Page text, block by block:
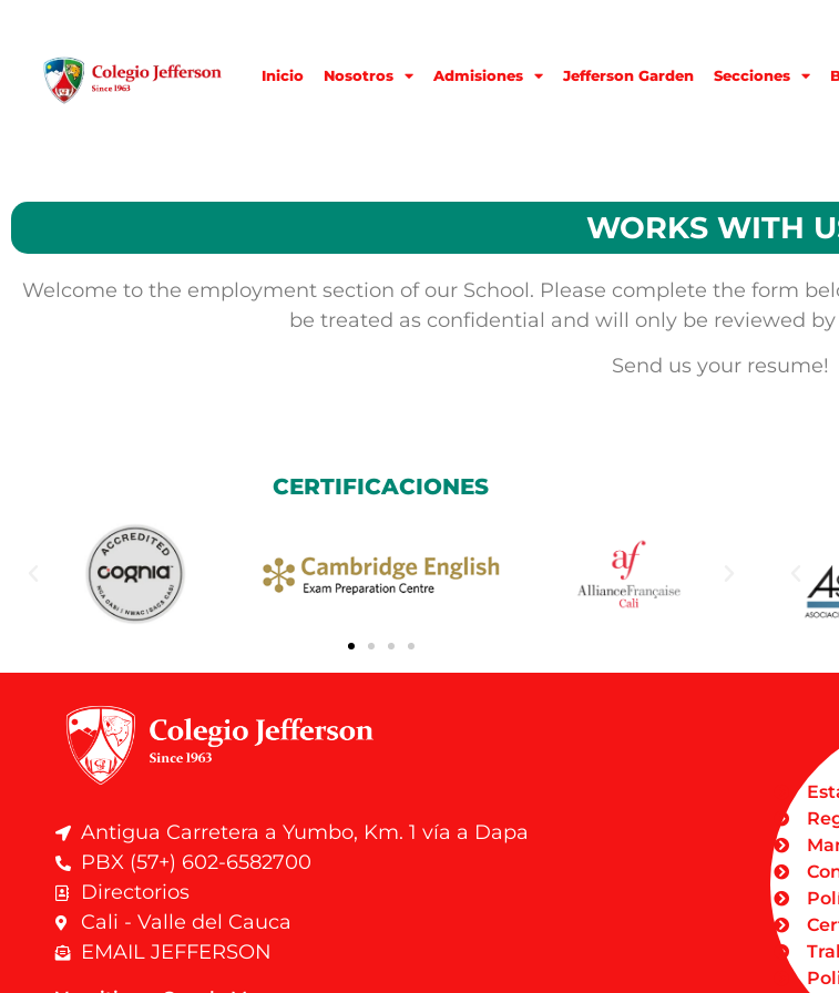
Inicio Nosotros Admisiones Jefferson Garden Secciones
WORKS WITH
Welcome to the employment section of our School. Please complete the form
be treated as confidential and will only be reviewed
Send us your resume!
CERTIFICACIONES
Antigua Carretera a Yumbo, Km. 1 vía a Dapa
PBX (57+) 602-6582700
Directorios
Cali - Valle del Cauca
EMAIL JEFFERSON